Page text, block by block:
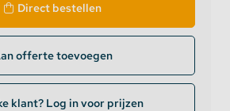
Direct bestellen
offerte toevoegen
klant? Log in voor prijzen